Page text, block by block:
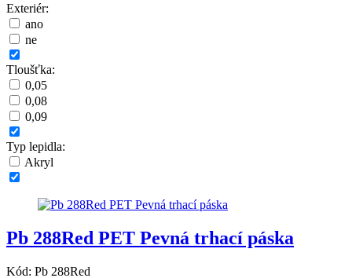
Exteriér:
ano
ne
Tloušťka:
0,05
0,08
0,09
Typ lepidla:
Akryl
Pb 288Red PET Pevná trhací páska
Kód: Pb 288Red